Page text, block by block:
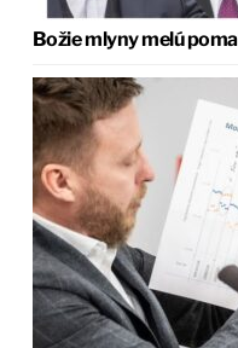
Božie mlyny melú